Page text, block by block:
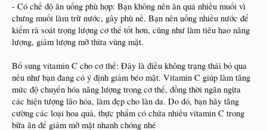
- Có chế độ ăn uống phù hợp: Bạn không nên ăn quá nhiều muối vì
chưng muối làm trữ nước, gây phù nề. Bạn nên uống nhiều nước để
kiểm rà soát trọng lượng cơ thể tốt hơn, cũng như làm tiêu hao năng
lượng, giảm lượng mỡ thừa vùng mặt.
Bổ sung vitamin C cho cơ thể: Đây là điều không trạng thái bỏ qua
nếu như bạn đang có ý định giảm béo mặt. Vitamin C giúp làm tăng
mức độ chuyển hóa năng lượng trong cơ thể, đồng thời ngăn ngừa
các hiện tượng lão hóa, làm đẹp cho làn da. Do đó, bạn hãy tăng
cường các loại hoa quả, thực phẩm có chứa nhiều vitamin C trong
bữa ăn để giảm mỡ mặt nhanh chóng nhé